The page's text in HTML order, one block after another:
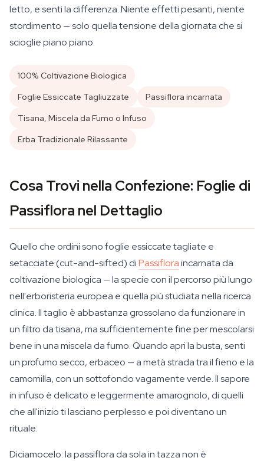
letto, e senti la differenza. Niente effetti pesanti, niente
stordimento — solo quella tensione della giornata che si
scioglie piano piano.
100% Coltivazione Biologica
Foglie Essiccate Tagliuzzate
Passiflora incarnata
Tisana, Miscela da Fumo o Infuso
Erba Tradizionale Rilassante
Cosa Trovi nella Confezione: Foglie di
Passiflora nel Dettaglio
Quello che ordini sono foglie essiccate tagliate e
setacciate (cut-and-sifted) diPassifloraincarnata da
coltivazione biologica — la specie con il percorso più lungo
nell'erboristeria europea e quella più studiata nella ricerca
clinica. Il taglio è abbastanza grossolano da funzionare in
un filtro da tisana, ma sufficientemente fine per mescolarsi
bene in una miscela da fumo. Quando apri la busta, senti
un profumo secco, erbaceo — a metà strada tra il fieno e la
camomilla, con un sottofondo vagamente verde. Il sapore
in infuso è delicato e leggermente amarognolo, di quelli
che all'inizio ti lasciano perplesso e poi diventano un
rituale.
Diciamocelo: la passiflora da sola in tazza non è